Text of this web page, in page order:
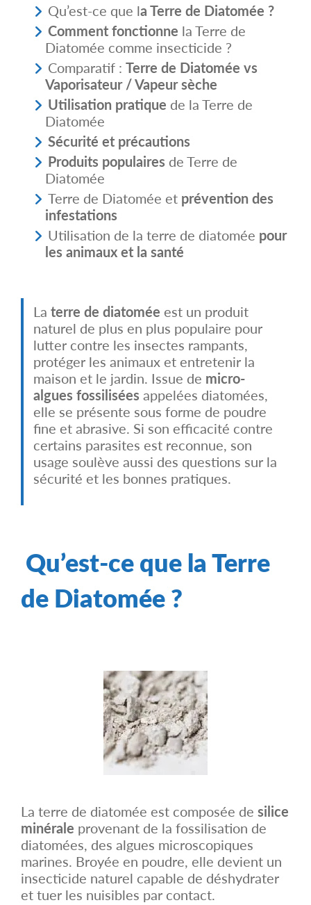
Qu’est-ce que la Terre de Diatomée ?
Comment fonctionne la Terre de
Diatomée comme insecticide ?
Comparatif : Terre de Diatomée vs
Vaporisateur / Vapeur sèche
Utilisation pratique de la Terre de
Diatomée
Sécurité et précautions
Produits populaires de Terre de
Diatomée
Terre de Diatomée et prévention des
infestations
Utilisation de la terre de diatomée pour
les animaux et la santé
La terre de diatomée est un produit
naturel de plus en plus populaire pour
lutter contre les insectes rampants,
protéger les animaux et entretenir la
maison et le jardin. Issue de micro-
algues fossilisées appelées diatomées,
elle se présente sous forme de poudre
fine et abrasive. Si son efficacité contre
certains parasites est reconnue, son
usage soulève aussi des questions sur la
sécurité et les bonnes pratiques.
Qu’est-ce que la Terre
de Diatomée ?
La terre de diatomée est composée de silice
minérale provenant de la fossilisation de
diatomées, des algues microscopiques
marines. Broyée en poudre, elle devient un
insecticide naturel capable de déshydrater
et tuer les nuisibles par contact.